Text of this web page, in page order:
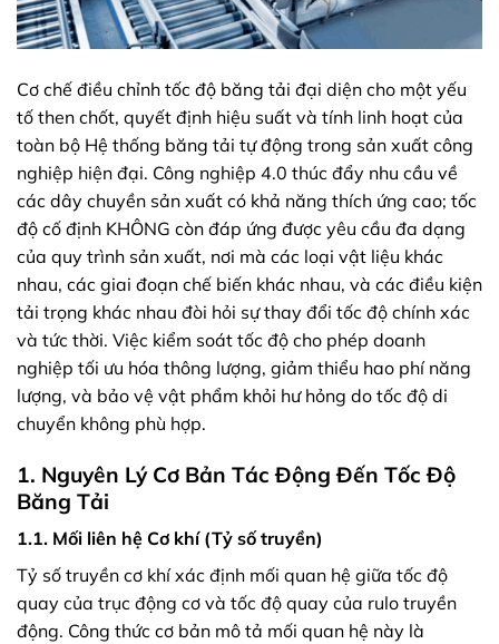
Cơ chế điều chỉnh tốc độ băng tải đại diện cho một yếu
tố then chốt, quyết định hiệu suất và tính linh hoạt của
toàn bộ Hệ thống băng tải tự động trong sản xuất công
nghiệp hiện đại. Công nghiệp 4.0 thúc đẩy nhu cầu về
các dây chuyền sản xuất có khả năng thích ứng cao; tốc
độ cố định KHÔNG còn đáp ứng được yêu cầu đa dạng
của quy trình sản xuất, nơi mà các loại vật liệu khác
nhau, các giai đoạn chế biến khác nhau, và các điều kiện
tải trọng khác nhau đòi hỏi sự thay đổi tốc độ chính xác
và tức thời. Việc kiểm soát tốc độ cho phép doanh
nghiệp tối ưu hóa thông lượng, giảm thiểu hao phí năng
lượng, và bảo vệ vật phẩm khỏi hư hỏng do tốc độ di
chuyển không phù hợp.
1. Nguyên Lý Cơ Bản Tác Động Đến Tốc Độ
Băng Tải
1.1. Mối liên hệ Cơ khí (Tỷ số truyền)
Tỷ số truyền cơ khí xác định mối quan hệ giữa tốc độ
quay của trục động cơ và tốc độ quay của rulo truyền
động. Công thức cơ bản mô tả mối quan hệ này là